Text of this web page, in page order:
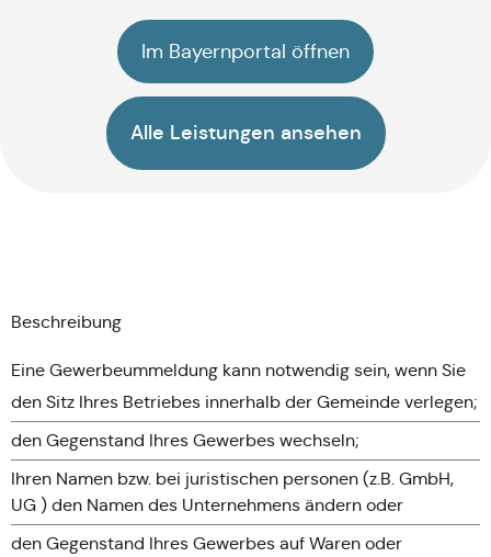
Im Bayernportal öffnen
Alle Leistungen ansehen
Beschreibung
Eine Gewerbeummeldung kann notwendig sein, wenn Sie
den Sitz Ihres Betriebes innerhalb der Gemeinde verlegen;
den Gegenstand Ihres Gewerbes wechseln;
Ihren Namen bzw. bei juristischen personen (z.B. GmbH,
UG ) den Namen des Unternehmens ändern oder
den Gegenstand Ihres Gewerbes auf Waren oder